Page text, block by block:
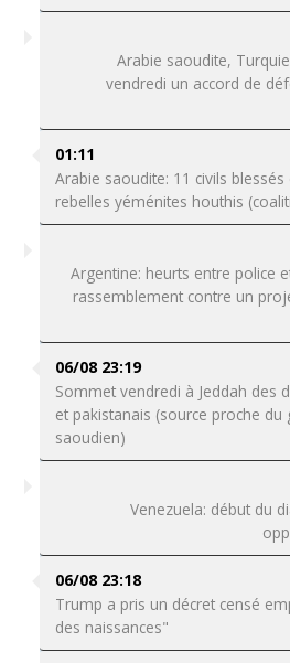
Arabie saoudite,
vendredi un accord de
01:11
Arabie saoudite: 11 civils
rebelles yéménites houthis
Argentine: heurts entre police
rassemblement contre un
06/08 23:19
Sommet vendredi à Jeddah des
et pakistanais (source proche
saoudien)
Venezuela: début du
06/08 23:18
Trump a pris un décret censé
des naissances"